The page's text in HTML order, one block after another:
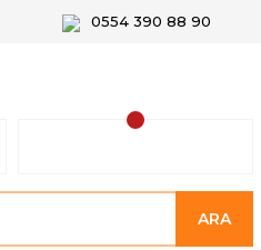
0554 390 88 90
ARA